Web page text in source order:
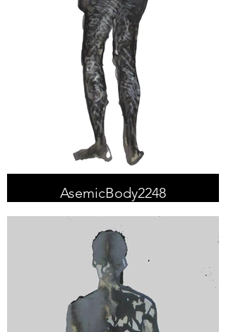
AsemicBody2248
35x50cm